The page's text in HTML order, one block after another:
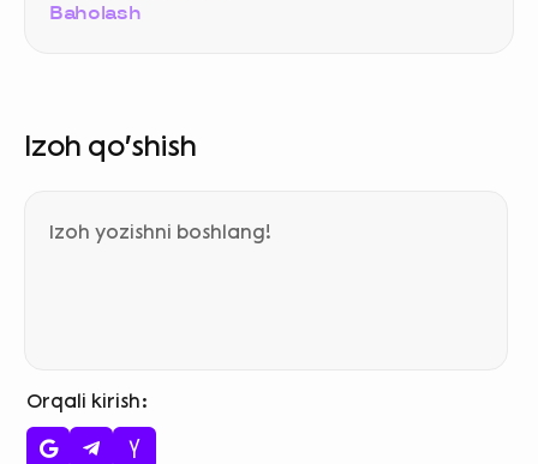
Baholash
Izoh qo‘shish
Orqali kirish